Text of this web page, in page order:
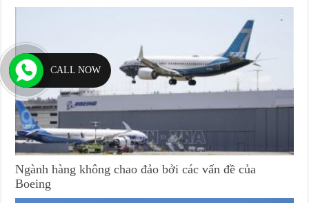
Ngành hàng không chao đảo bởi các vấn đề của
Boeing
CALL NOW